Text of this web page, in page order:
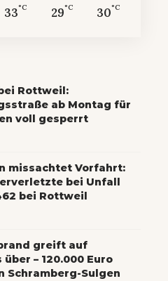
33°C 29°C 30°C
Rottweil:
ab Montag für
voll gesperrt
missachtet Vorfahrt:
bei Unfall
bei Rottweil
greift auf
– 120.000 Euro
Schramberg-Sulgen